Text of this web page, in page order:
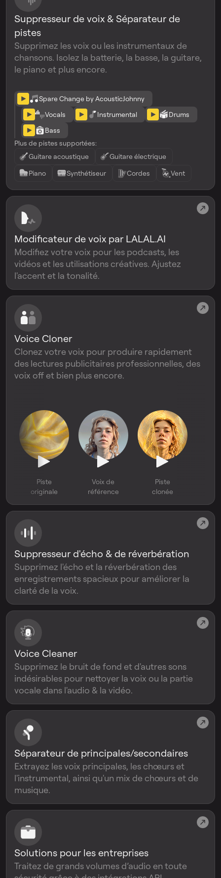
Suppresseur de voix & Séparateur de
pistes
Supprimez les voix ou les instrumentaux de
chansons. Isolez la batterie, la basse, la guitare,
le piano et plus encore.
Spare Change by AcousticJohnny
Vocals
Instrumental
Drums
Bass
Plus de pistes supportées:
Guitare acoustique
Guitare électrique
Piano
Synthétiseur Cordes Vent
Voice Cleaner
Supprimez le bruit de fond et d'autres sons
indésirables pour nettoyer la voix ou la partie
vocale dans l'audio & la vidéo.
Modificateur de voix par LALAL.AI
Modifiez votre voix pour les podcasts, les
vidéos et les utilisations créatives. Ajustez
l'accent et la tonalité.
Solutions pour les entreprises
Traitez de grands volumes d’audio en toute
Voice Cloner
Clonez votre voix pour produire rapidement
des lectures publicitaires professionnelles, des
voix off et bien plus encore.
Piste
originale
Voix de
référence
Piste
clonée
Suppresseur d'écho & de réverbération
Supprimez l'écho et la réverbération des
enregistrements spacieux pour améliorer la
clarté de la voix.
Séparateur de principales/secondaires
Extrayez les voix principales, les chœurs et
l'instrumental, ainsi qu'un mix de chœurs et de
musique.